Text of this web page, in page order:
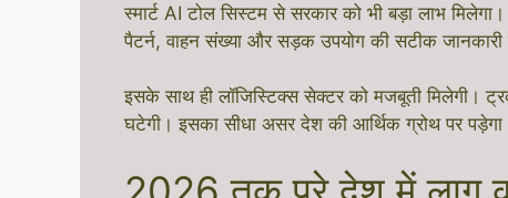
स्मार्ट AI टोल सिस्टम से सरकार को भी बड़ा लाभ
पैटर्न, वाहन संख्या और सड़क उपयोग की सटीक जानकारी
इसके साथ ही लॉजिस्टिक्स सेक्टर को मजबूती मिलेगी।
घटेगी। इसका सीधा असर देश की आर्थिक ग्रोथ पर